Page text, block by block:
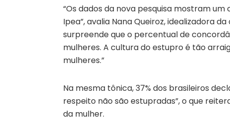
“Os dados da nova pesquisa mostram
Ipea”, avalia Nana Queiroz, idealizadora
surpreende que o percentual de
mulheres. A cultura do estupro é tão
mulheres.”
Na mesma tônica, 37% dos brasileiros
respeito não são estupradas”, o que
da mulher.